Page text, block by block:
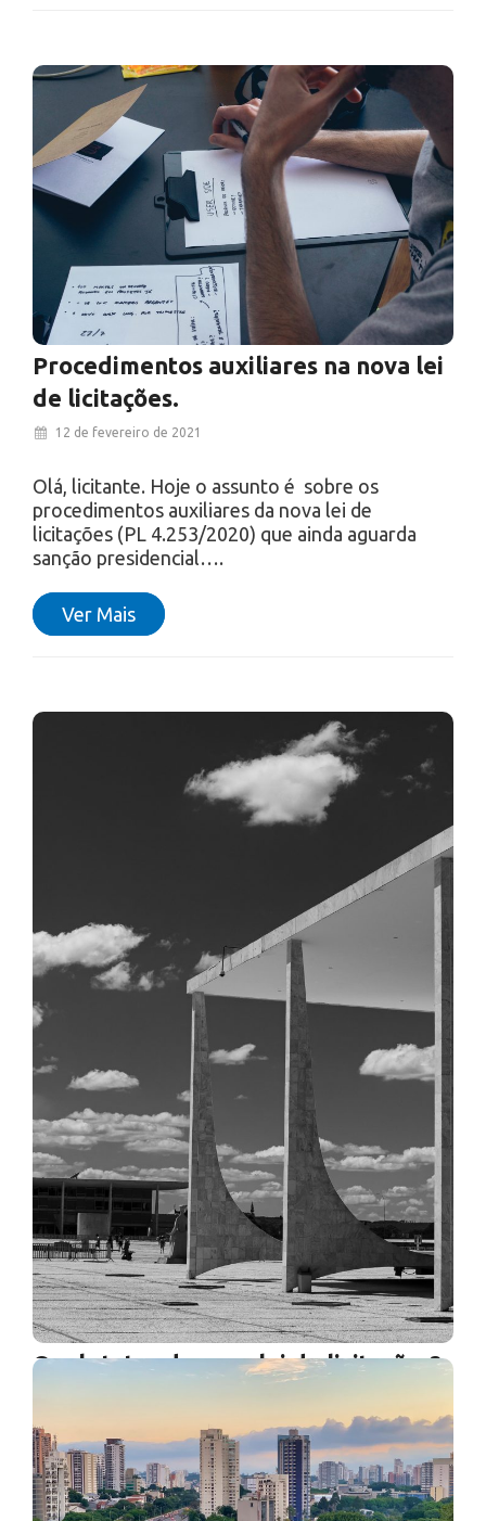
Procedimentos auxiliares na nova lei
de licitações.
12 de fevereiro de 2021
Olá, licitante. Hoje o assunto é sobre os
procedimentos auxiliares da nova lei de
licitações (PL 4.253/2020) que ainda aguarda
sanção presidencial….
Ver Mais
Qual status da nova lei de licitações?
Olá, licitante. Você deve estar curioso em saber
qual status da nova lei de licitações no
congresso, não é mesmo? Será que…